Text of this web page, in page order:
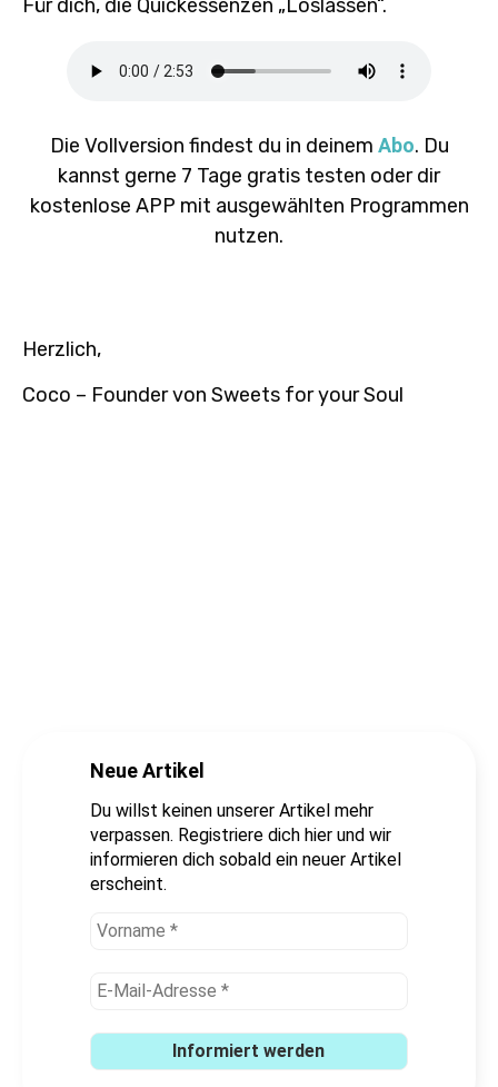
Für dich, die Quickessenzen „Loslassen“.
Die Vollversion findest du in deinem Abo. Du
kannst gerne 7 Tage gratis testen oder dir
kostenlose APP mit ausgewählten Programmen
nutzen.
Herzlich,
Coco – Founder von Sweets for your Soul
Neue Artikel
Du willst keinen unserer Artikel mehr
verpassen. Registriere dich hier und wir
informieren dich sobald ein neuer Artikel
erscheint.